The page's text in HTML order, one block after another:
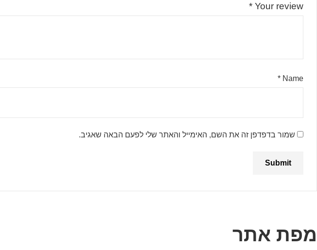
Your review
*
Name
*
שמור בדפדפן זה את השם, האימייל והאתר שלי לפעם הבאה שאגיב.
מפת אתר